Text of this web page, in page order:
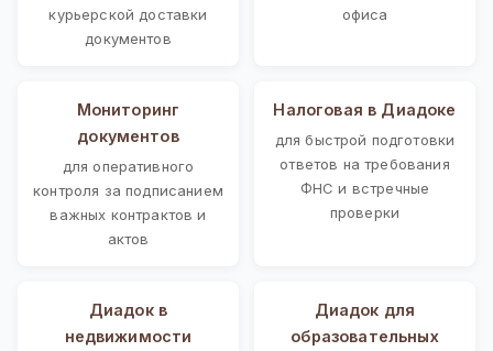
курьерской доставки
документов
офиса
Мониторинг
документов
для оперативного
контроля за подписанием
важных контрактов и
актов
Налоговая в Диадоке
для быстрой подготовки
ответов на требования
ФНС и встречные
проверки
Диадок в
недвижимости
Диадок для
образовательных